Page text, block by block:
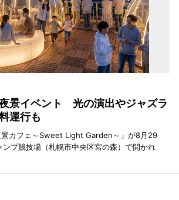
景イベント 光の演出やジャズラ
運行も
景カフェ～Sweet Light Garden～」が8月29
プ競技場（札幌市中央区宮の森）で開かれ